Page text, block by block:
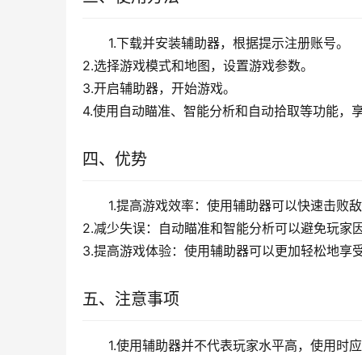
1.下载并安装辅助器，根据提示注册账号。
2.选择游戏模式和地图，设置游戏参数。
3.开启辅助器，开始游戏。
4.使用自动瞄准、智能分析和自动拾取等功能，
四、优势
1.提高游戏效率：使用辅助器可以快速击败
2.减少失误：自动瞄准和智能分析可以避免玩家
3.提高游戏体验：使用辅助器可以更加轻松地享
五、注意事项
1.使用辅助器并不代表玩家水平高，使用时